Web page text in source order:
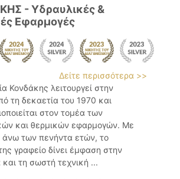
- Υδραυλικές &
Εφαρμογές
Δείτε περισσότερα >>
Κονδάκης λειτουργεί στην
τη δεκαετία του 1970 και
στον τομέα των
και θερμικών εφαρμογών. Με
άνω των πενήντα ετών, το
γραφείο δίνει έμφαση στην
και τη σωστή τεχνική ...